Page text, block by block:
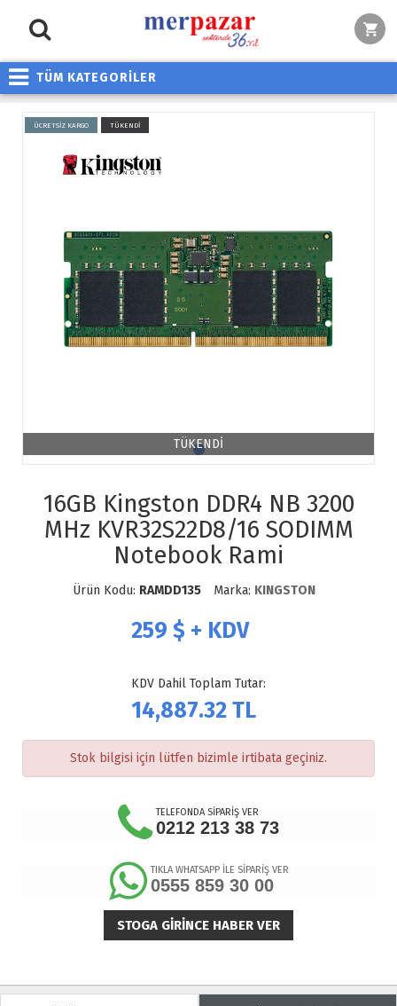
TÜM KATEGORİLER
ÜCRETSİZ KARGO TÜKENDİ
TÜKENDİ
16GB Kingston DDR4 NB 3200
MHz KVR32S22D8/16 SODIMM
Notebook Rami
Ürün Kodu: RAMDD135 Marka: KINGSTON
259 $ + KDV
KDV Dahil Toplam Tutar:
14,887.32 TL
Stok bilgisi için lütfen bizimle irtibata geçiniz.
TELEFONDA SİPARİŞ VER
0212 213 38 73
TIKLA WHATSAPP İLE SİPARİŞ VER
0555 859 30 00
STOGA GIRINCE HABER VER